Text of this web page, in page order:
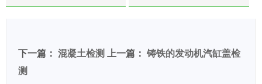
下一篇： 混凝土检测 上一篇： 铸铁的发动机汽缸盖检
测